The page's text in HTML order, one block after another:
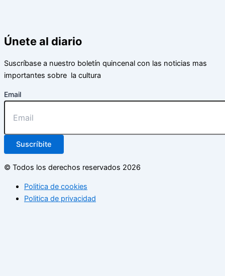
Únete al diario
Suscríbase a nuestro boletín quincenal con las noticias mas
importantes sobre la cultura
Email
Suscríbite
© Todos los derechos reservados 2026
Politica de cookies
Politica de privacidad